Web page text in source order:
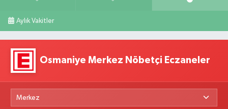
Aylık Vakitler
Osmaniye Merkez Nöbetçi Eczaneler